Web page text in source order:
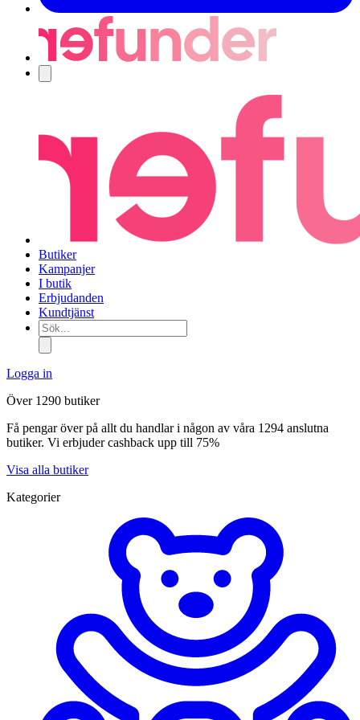
Butiker
Kampanjer
I butik
Erbjudanden
Kundtjänst
Sök...
Logga in
Över 1290 butiker
Få pengar över på allt du handlar i någon av våra 1294 anslutna
butiker. Vi erbjuder cashback upp till 75%
Visa alla butiker
Kategorier